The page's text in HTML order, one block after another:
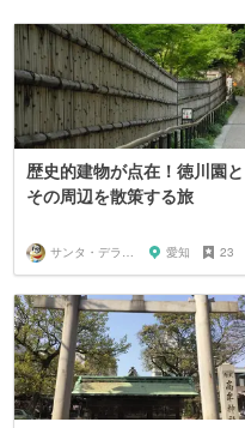
歴史的建物が点在！徳川園と
その周辺を散策する旅
サンタ・デラックス 愛知 23